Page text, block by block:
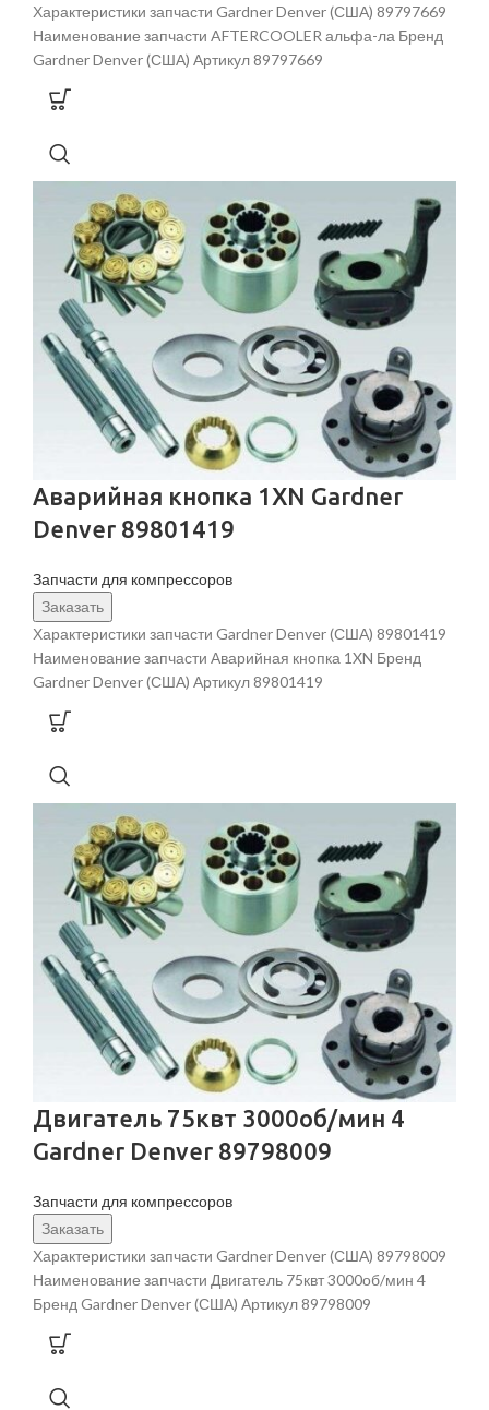
Характеристики запчасти Gardner Denver (США) 89797669
Наименование запчасти AFTERCOOLER альфа-ла Бренд
Gardner Denver (США) Артикул 89797669
Аварийная кнопка 1XN Gardner
Denver 89801419
Запчасти для компрессоров
Заказать
Характеристики запчасти Gardner Denver (США) 89801419
Наименование запчасти Аварийная кнопка 1XN Бренд
Gardner Denver (США) Артикул 89801419
Двигатель 75квт 3000об/мин 4
Gardner Denver 89798009
Запчасти для компрессоров
Заказать
Характеристики запчасти Gardner Denver (США) 89798009
Наименование запчасти Двигатель 75квт 3000об/мин 4
Бренд Gardner Denver (США) Артикул 89798009